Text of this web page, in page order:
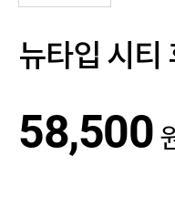
뉴타입 시티
58,500